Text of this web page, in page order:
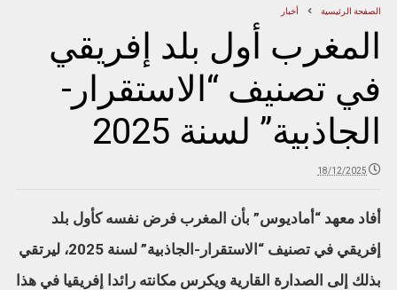
الصفحة الرئيسية أخبار
المغرب أول بلد إفريقي
في تصنيف “الاستقرار-
الجاذبية” لسنة 2025
18/12/2025
أفاد معهد “أماديوس” بأن المغرب فرض نفسه كأول بلد
إفريقي في تصنيف “الاستقرار-الجاذبية” لسنة 2025، ليرتقي
بذلك إلى الصدارة القارية ويكرس مكانته رائدا إفريقيا في هذا